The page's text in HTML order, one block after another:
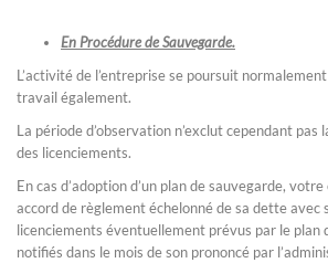
En Procédure de Sauvegarde.
L’activité de l’entreprise se poursuit
travail également.
La période d’observation n’exclut cependant pas
des licenciements.
En cas d’adoption d’un plan de sauvegarde,
accord de règlement échelonné de sa dette avec
licenciements éventuellement prévus par le plan
notifiés dans le mois de son prononcé par